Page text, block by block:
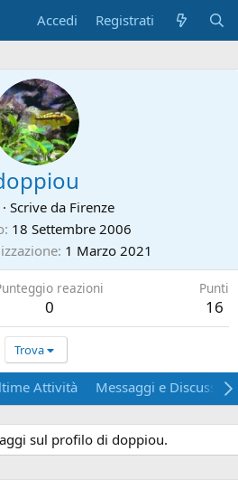
Accedi Registrati
· Scrive da Firenze
18 Settembre 2006
1 Marzo 2021
reazioni
0
Punti
16
Trova
Attività Messaggi e
sul profilo di doppiou.